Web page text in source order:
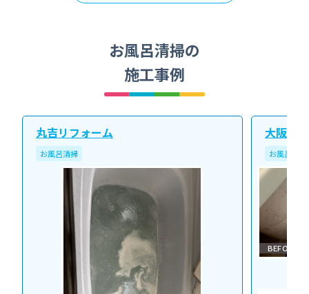
お風呂清掃の
施工事例
丸吉リフォーム
お風呂清掃
大阪北
お風呂清掃
BEFORE